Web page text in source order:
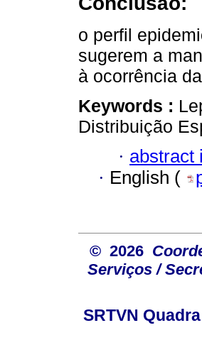
o perfil
sugerem a
à ocorrência
Keywords :
Distribuição
· abstract
· English (
© 2026
Serviços /
SRTVN